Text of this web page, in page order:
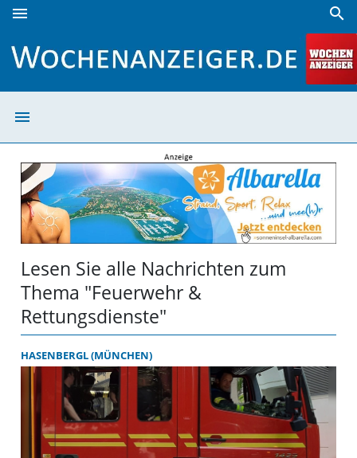
menu search
menu
Lesen Sie alle Nachrichten zum
Thema "Feuerwehr &
Rettungsdienste"
HASENBERGL (MÜNCHEN)